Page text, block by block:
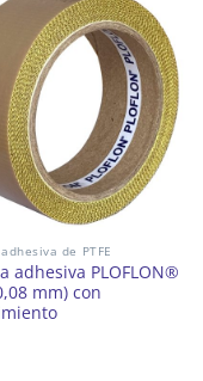
de PTFE
adhesiva PLOFLON®
mm) con